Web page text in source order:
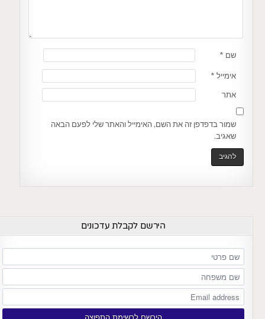
שם *
אימייל *
אתר
שמור בדפדפן זה את השם, האימייל והאתר שלי לפעם הבאה
שאגיב.
הירשם לקבלת עדכונים